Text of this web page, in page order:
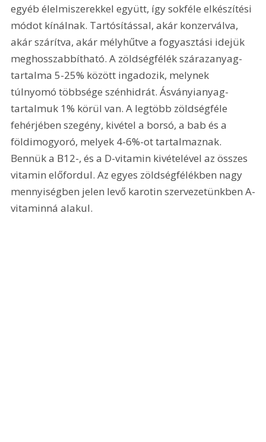
egyéb élelmiszerekkel együtt, így sokféle elkészítési
módot kínálnak. Tartósítással, akár konzerválva,
akár szárítva, akár mélyhűtve a fogyasztási idejük
meghosszabbítható. A zöldségfélék szárazanyag-
tartalma 5-25% között ingadozik, melynek
túlnyomó többsége szénhidrát. Ásványianyag-
tartalmuk 1% körül van. A legtöbb zöldségféle
fehérjében szegény, kivétel a borsó, a bab és a
földimogyoró, melyek 4-6%-ot tartalmaznak.
Bennük a B12-, és a D-vitamin kivételével az összes
vitamin előfordul. Az egyes zöldségfélékben nagy
mennyiségben jelen levő karotin szervezetünkben A-
vitaminná alakul.